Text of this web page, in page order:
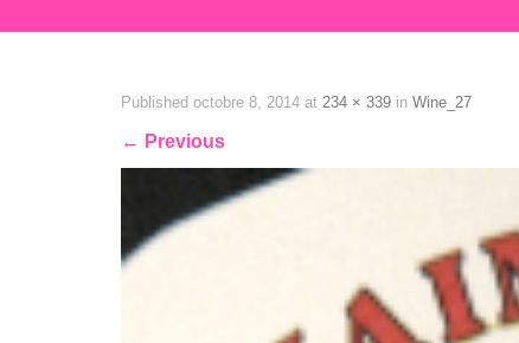
Published octobre 8, 2014 at 234 × 339 in Wine_27
← Previous